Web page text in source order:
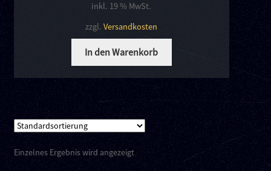
inkl. 19 % MwSt.
zzgl.Versandkosten
In den Warenkorb
Einzelnes Ergebnis wird angezeigt